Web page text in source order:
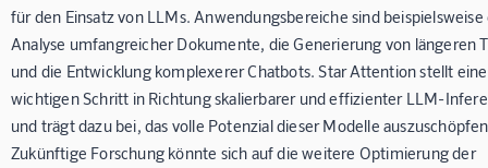
für den Einsatz von LLMs. Anwendungsbereiche sind beispielsweise
Analyse umfangreicher Dokumente, die Generierung von längeren
und die Entwicklung komplexerer Chatbots. Star Attention stellt
wichtigen Schritt in Richtung skalierbarer und effizienter LLM-
und trägt dazu bei, das volle Potenzial dieser Modelle
Zukünftige Forschung könnte sich auf die weitere Optimierung der